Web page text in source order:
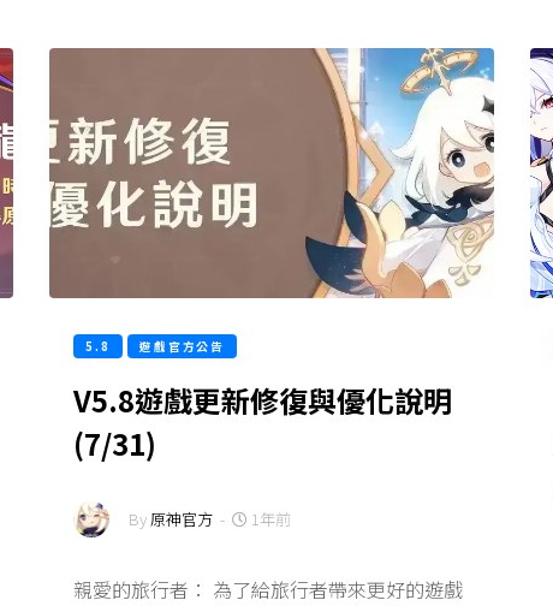
5.8 遊戲官方公告
V5.8遊戲更新修復與優化說明
(7/31)
By原神官方 - 1年前
親愛的旅行者： 為了給旅行者帶來更好的遊戲